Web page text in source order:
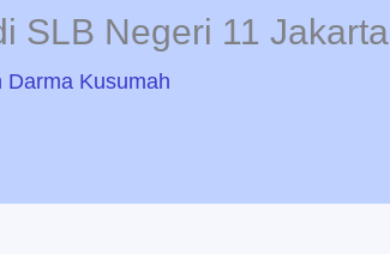
SLB Negeri 11 Jakarta
Darma Kusumah